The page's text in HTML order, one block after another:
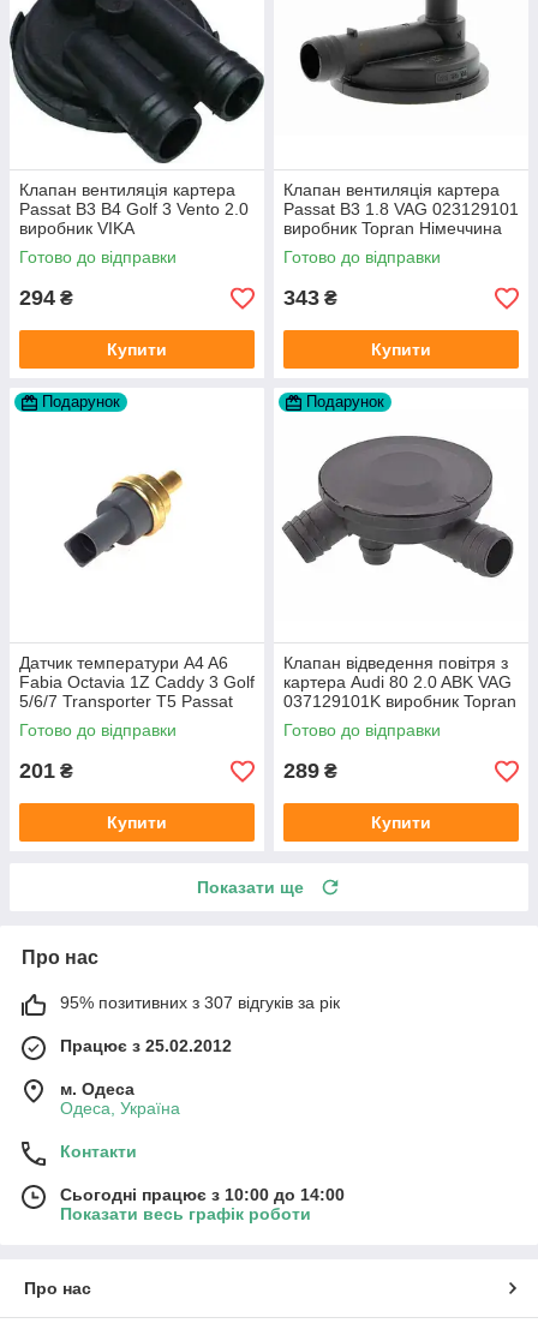
Клапан вентиляція картера
Passat B3 B4 Golf 3 Vento 2.0
виробник VIKA
Готово до відправки
294 ₴
Купити
Клапан вентиляція картера
Passat B3 1.8 VAG 023129101
виробник Topran Німеччина
Готово до відправки
343 ₴
Купити
Подарунок
Датчик температури A4 A6
Fabia Octavia 1Z Caddy 3 Golf
5/6/7 Transporter T5 Passat
B6 (колір сірий)
Готово до відправки
201 ₴
Купити
Подарунок
Клапан відведення повітря з
картера Audi 80 2.0 ABK VAG
037129101K виробник Topran
Німеччина
Готово до відправки
289 ₴
Купити
Показати ще
Про нас
95% позитивних з 307 відгуків за рік
Працює з 25.02.2012
м. Одеса
Одеса, Україна
Контакти
Сьогодні працює з 10:00 до 14:00
Показати весь графік роботи
Про нас